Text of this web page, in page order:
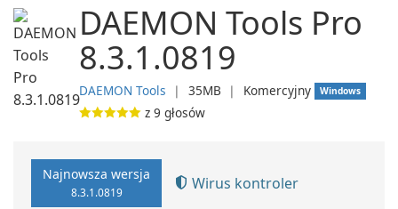
DAEMON Tools Pro
8.3.1.0819
DAEMON Tools ❘ 35MB ❘ Komercyjny Windows
z 9 głosów
Najnowsza wersja
8.3.1.0819 Wirus kontroler